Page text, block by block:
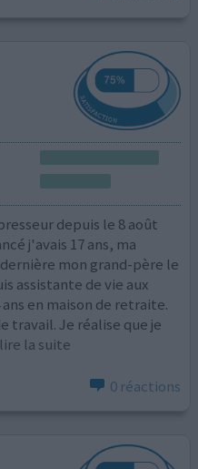
depuis le 8 août
j'avais 17 ans, ma
mon grand-père le
assistante de vie aux
en maison de retraite.
travail. Je réalise que je
la suite
0 réactions